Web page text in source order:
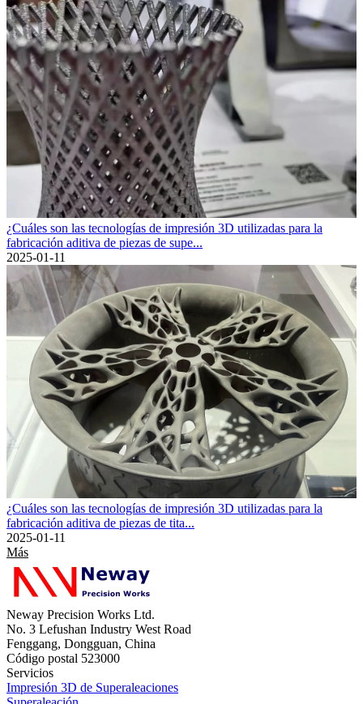
¿Cuáles son las tecnologías de impresión 3D utilizadas para la
fabricación aditiva de piezas de supe...
2025-01-11
¿Cuáles son las tecnologías de impresión 3D utilizadas para la
fabricación aditiva de piezas de tita...
2025-01-11
Más
Neway Precision Works Ltd.
No. 3 Lefushan Industry West Road
Fenggang, Dongguan, China
Código postal 523000
Servicios
Impresión 3D de Superaleaciones